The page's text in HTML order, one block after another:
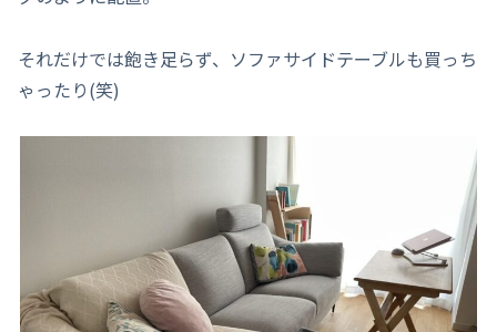
それだけでは飽き足らず、ソファサイドテーブルも買っち
ゃったり(笑)